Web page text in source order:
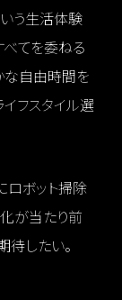
いう生活体験
べてを委ねる
な自由時間を
フスタイル選
ロボット掃除
が当たり前
したい。